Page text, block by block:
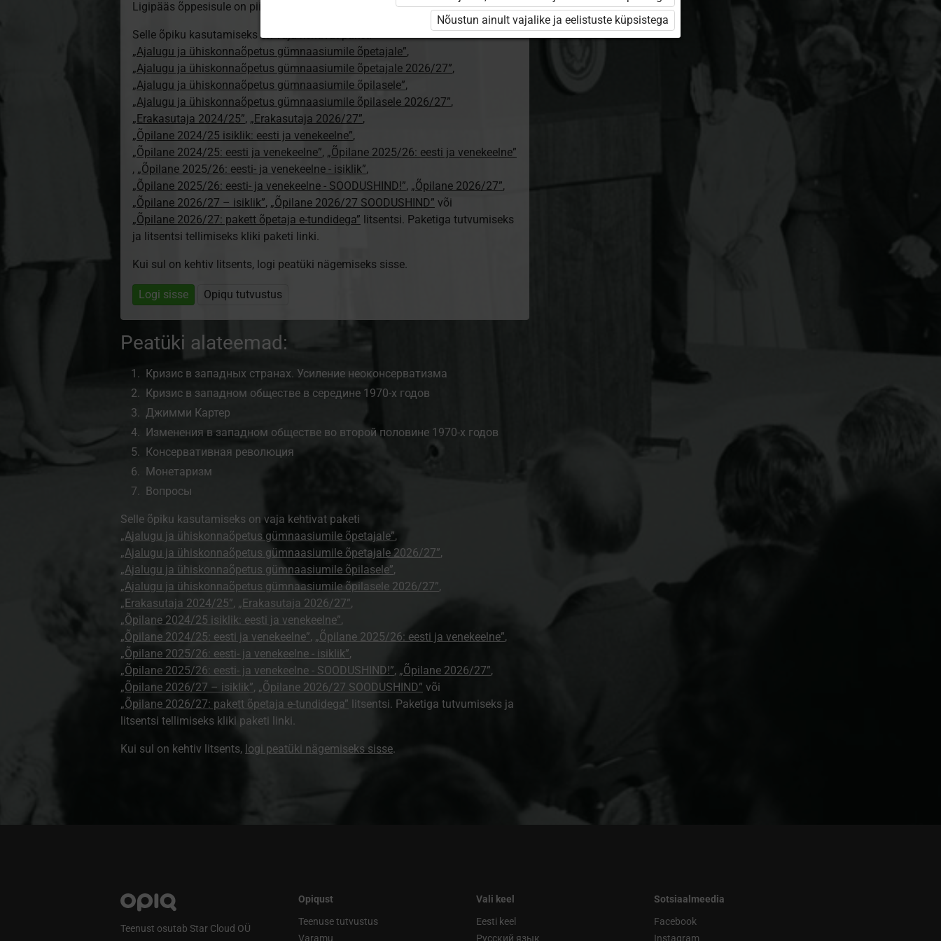
Ligipääs õppesisule on piiratud. Sa ei ole Opiqusse sisse logitud.
Selle õpiku kasutamiseks on vaja kehtivat paketi
„Ajalugu ja ühiskonnaõpetus gümnaasiumile õpetajale”,
„Ajalugu ja ühiskonnaõpetus gümnaasiumile õpetajale 2026/27”,
„Ajalugu ja ühiskonnaõpetus gümnaasiumile õpilasele”,
„Ajalugu ja ühiskonnaõpetus gümnaasiumile õpilasele 2026/27”,
„Erakasutaja 2024/25”, „Erakasutaja 2026/27”,
„Õpilane 2024/25 isiklik: eesti ja venekeelne”,
„Õpilane 2024/25: eesti ja venekeelne”, „Õpilane 2025/26: eesti ja venekeelne”
, „Õpilane 2025/26: eesti- ja venekeelne - isiklik”,
„Õpilane 2025/26: eesti- ja venekeelne - SOODUSHIND!”, „Õpilane 2026/27”,
„Õpilane 2026/27 – isiklik”, „Õpilane 2026/27 SOODUSHIND” või
„Õpilane 2026/27: pakett õpetaja e-tundidega” litsentsi. Paketiga tutvumiseks
ja litsentsi tellimiseks kliki paketi linki.
Kui sul on kehtiv litsents, logi peatüki nägemiseks sisse.
Logi sisse Opiqu tutvustus
Peatüki alateemad:
Кризис в западных странах. Усиление неоконсерватизма
Кризис в западном обществе в середине 1970-х годов
Джимми Картер
Изменения в западном обществе во второй половине 1970-х годов
Консервативная революция
Монетаризм
Вопросы
Selle õpiku kasutamiseks on vaja kehtivat paketi
„Ajalugu ja ühiskonnaõpetus gümnaasiumile õpetajale”,
„Ajalugu ja ühiskonnaõpetus gümnaasiumile õpetajale 2026/27”,
„Ajalugu ja ühiskonnaõpetus gümnaasiumile õpilasele”,
„Ajalugu ja ühiskonnaõpetus gümnaasiumile õpilasele 2026/27”,
„Erakasutaja 2024/25”, „Erakasutaja 2026/27”,
„Õpilane 2024/25 isiklik: eesti ja venekeelne”,
„Õpilane 2024/25: eesti ja venekeelne”, „Õpilane 2025/26: eesti ja venekeelne”,
„Õpilane 2025/26: eesti- ja venekeelne - isiklik”,
„Õpilane 2025/26: eesti- ja venekeelne - SOODUSHIND!”, „Õpilane 2026/27”,
„Õpilane 2026/27 – isiklik”, „Õpilane 2026/27 SOODUSHIND” või
„Õpilane 2026/27: pakett õpetaja e-tundidega” litsentsi. Paketiga tutvumiseks ja
litsentsi tellimiseks kliki paketi linki.
Kui sul on kehtiv litsents, logi peatüki nägemiseks sisse.
Teenust osutab Star Cloud OÜ
Opiqust
Teenuse tutvustus
Varamu
Vali keel
Eesti keel
Русский язык
Sotsiaalmeedia
Facebook
Instagram
Nõustun ainult vajalike ja eelistuste küpsistega